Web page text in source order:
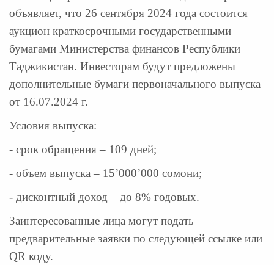
объявляет, что 26 сентября 2024 года состоится
аукцион краткосрочными государственными
бумагами Министерства финансов Республики
Таджикистан. Инвесторам будут предложены
дополнительные бумаги первоначального выпуска
от 16.07.2024 г.
Условия выпуска:
- срок обращения – 109 дней;
- объем выпуска – 15’000’000 сомони;
- дисконтный доход – до 8% годовых.
Заинтересованные лица могут подать
предварительные заявки по следующей ссылке или
QR коду.